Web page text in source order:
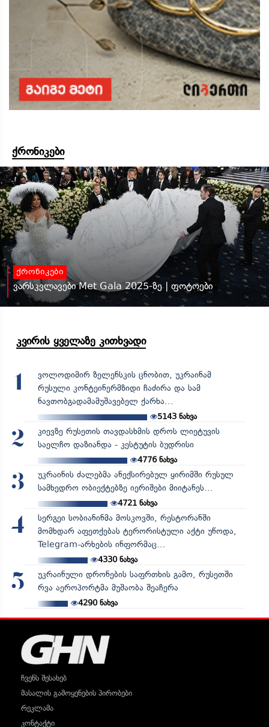
ქრონიკები
ქრონიკები
ვარსკვლავები Met Gala 2025-ზე | ფოტოები
კვირის ყველაზე კითხვადი
1
ვოლოდიმირ ზელენსკის ცნობით, უკრაინამ
რუსული კონტეინერმზიდი ჩაძირა და სამ
ნავთობგადამამუშავებელ ქარხა...
5143 ნახვა
2
კიევზე რუსეთის თავდასხმის დროს ლიეტუვის
საელჩო დაზიანდა - კესტუტის ბუდრისი
4776ნახვა
3
უკრაინის ძალებმა ანექსირებულ ყირიმში რუსულ
სამხედრო ობიექტებზე იერიშები მიიტანეს...
4721ნახვა
4
სერგეი სობიანინმა მოსკოვში, რესტორანში
მომხდარ აფეთქებას ტერორისტული აქტი უწოდა,
Telegram-არხების ინფორმაც...
4330ნახვა
5
უკრაინული დრონების საფრთხის გამო, რუსეთში
რვა აეროპორტმა მუშაობა შეაჩერა
4290ნახვა
ჩვენს შესახებ
მასალის გამოყენების პირობები
რეკლამა
კონტაქტი